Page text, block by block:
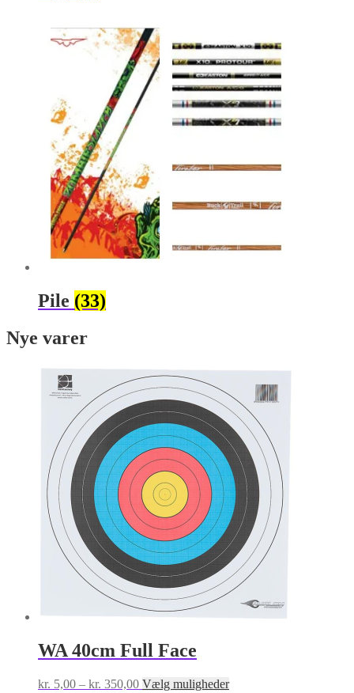
Pile (33)
Nye varer
WA 40cm Full Face
kr. 5,00 – kr. 350,00Prisinterval:
Vælg mulighederDette